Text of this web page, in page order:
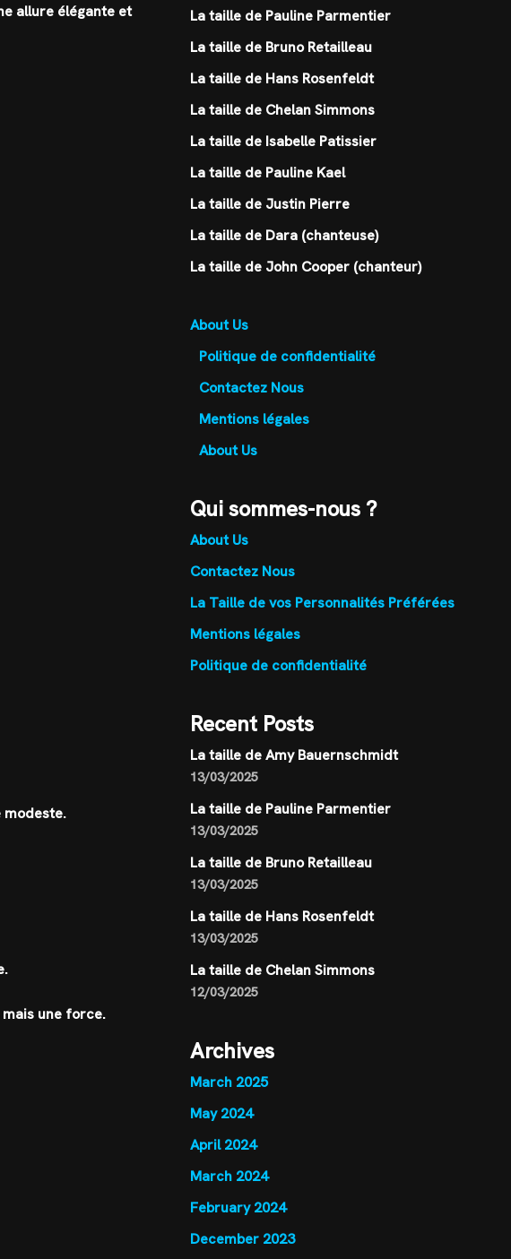
allure élégante et
modeste.
une force.
La taille de Pauline Parmentier
La taille de Bruno Retailleau
La taille de Hans Rosenfeldt
La taille de Chelan Simmons
La taille de Isabelle Patissier
La taille de Pauline Kael
La taille de Justin Pierre
La taille de Dara (chanteuse)
La taille de John Cooper (chanteur)
About Us
Politique de confidentialité
Contactez Nous
Mentions légales
About Us
Qui sommes-nous ?
About Us
Contactez Nous
La Taille de vos Personnalités Préférées
Mentions légales
Politique de confidentialité
Recent Posts
La taille de Amy Bauernschmidt
13/03/2025
La taille de Pauline Parmentier
13/03/2025
La taille de Bruno Retailleau
13/03/2025
La taille de Hans Rosenfeldt
13/03/2025
La taille de Chelan Simmons
12/03/2025
Archives
March 2025
May 2024
April 2024
March 2024
February 2024
December 2023